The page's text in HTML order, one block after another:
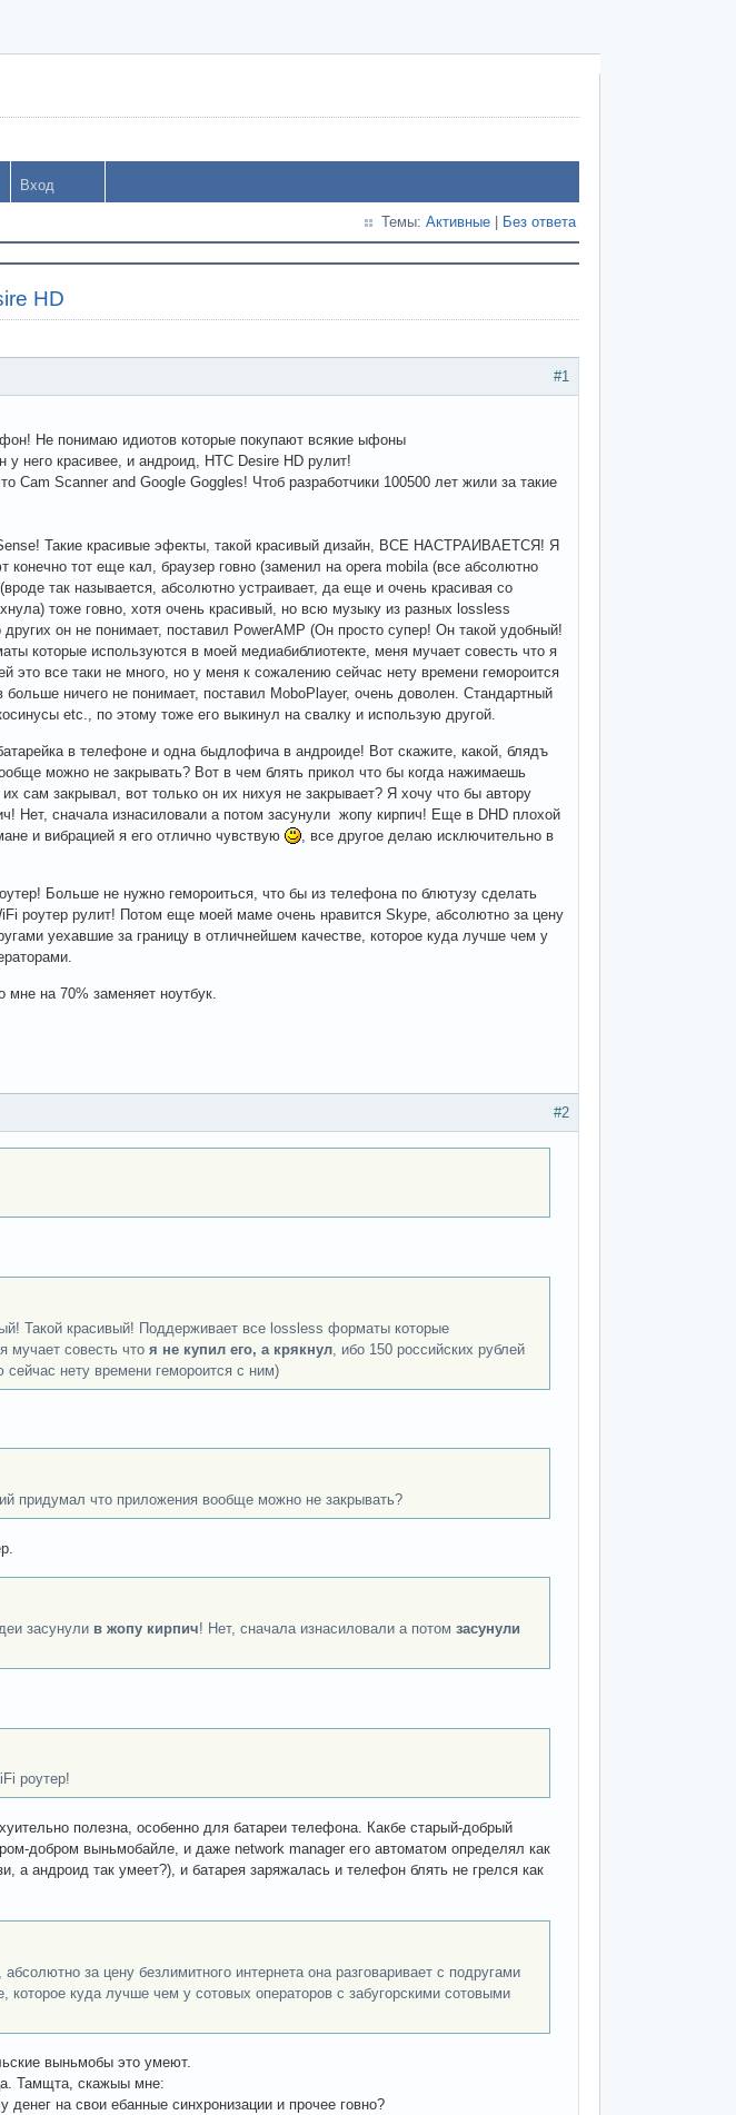
Вход
Темы: Активные Без ответа
HD
#1
Не понимаю идиотов которые покупают всякие ыфоны
него красивее, и андроид, HTC Desire HD рулит!
Cam Scanner and Google Goggles! Чтоб разработчики 100500 лет жили за такие
Такие красивые эфекты, такой красивый дизайн, ВСЕ НАСТРАИВАЕТСЯ! Я
тот еще кал, браузер говно (заменил на opera mobila (все абсолютно
так называется, абсолютно устраивает, да еще и очень красивая со
тоже говно, хотя очень красивый, но всю музыку из разных lossless
он не понимает, поставил PowerAMP (Он просто супер! Он такой удобный!
которые используются в моей медиабиблиотекте, меня мучает совесть что я
это все таки не много, но у меня к сожалению сейчас нету времени гемороится
ничего не понимает, поставил MoboPlayer, очень доволен. Стандартный
etc., по этому тоже его выкинул на свалку и использую другой.
в телефоне и одна быдлофича в андроиде! Вот скажите, какой, блядъ
можно не закрывать? Вот в чем блять прикол что бы когда нажимаешь
сам закрывал, вот только он их нихуя не закрывает? Я хочу что бы автору
Нет, сначала изнасиловали а потом засунули жопу кирпич! Еще в DHD плохой
и вибрацией я его отлично чувствую
, все другое делаю исключительно в
Больше не нужно гемороиться, что бы из телефона по блютузу сделать
роутер рулит! Потом еще моей маме очень нравится Skype, абсолютно за цену
уехавшие за границу в отличнейшем качестве, которое куда лучше чем у
на 70% заменяет ноутбук.
#2
Такой красивый! Поддерживает все lossless форматы которые
мучает совесть что я не купил его, а крякнул, ибо 150 российских рублей
нету времени гемороится с ним)
придумал что приложения вообще можно не закрывать?
засунули в жопу кирпич! Нет, сначала изнасиловали а потом засунули
роутер!
полезна, особенно для батареи телефона. Какбе старый-добрый
добром выньмобайле, и даже network manager его автоматом определял как
а андроид так умеет?), и батарея заряжалась и телефон блять не грелся как
за цену безлимитного интернета она разговаривает с подругами
которое куда лучше чем у сотовых операторов с забугорскими сотовыми
выньмобы это умеют.
Тамщта, скажыы мне:
на свои ебанные синхронизации и прочее говно?